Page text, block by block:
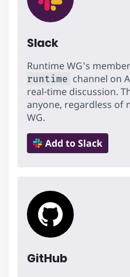
Slack
Runtime WG's
runtime channel on
real-time discussion.
anyone, regardless of
WG.
Add to Slack
GitHub